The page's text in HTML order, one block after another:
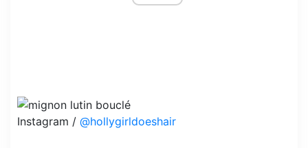
Instagram / @hollygirldoeshair